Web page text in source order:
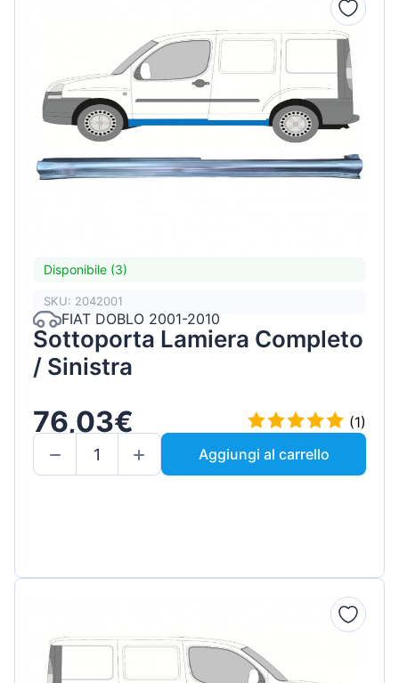
Disponibile (3)
SKU: 2042001
FIAT DOBLO 2001-2010
Sottoporta Lamiera Completo
/ Sinistra
76,03€
(1)
Aggiungi al carrello